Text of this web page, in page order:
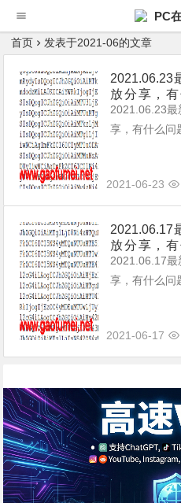
PC
首页 发表于2021-06的文章
2021.06.23
放分享，
我。
2021.06.23最
享，有什么问
节点相提并论
统一回复：
（本地连接当
114，4个1，
的DNS。）
太多，稳定性
2021-06-23
2021.06.17
放分享，
我。
2021.06.17最
享，有什么问
节点相提并论
统一回复：
114，4个1，
的DNS。）
太多，稳定性
2021-06-17